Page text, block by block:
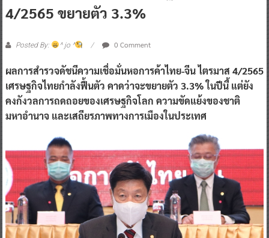
4/2565 ขยายตัว 3.3%
Posted By: ^ jo ^ 0 Comment
ผลการสำรวจดัชนีความเชื่อมั่นหอการค้าไทย-จีน ไตรมาส 4/2565
เศรษฐกิจไทยกำลังฟื้นตัว คาดว่าจะขยายตัว 3.3% ในปีนี้ แต่ยัง
คงกังวลการถดถอยของเศรษฐกิจโลก ความขัดแย้งของชาติ
มหาอำนาจ และเสถียรภาพทางการเมืองในประเทศ